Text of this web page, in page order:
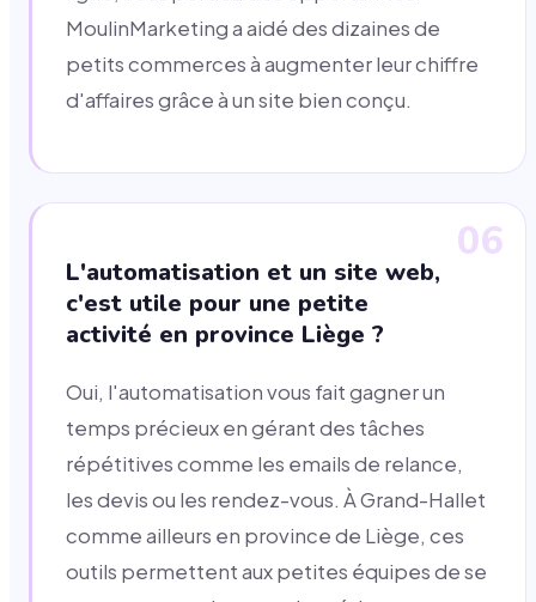
MoulinMarketing a aidé des dizaines de
petits commerces à augmenter leur chiffre
d'affaires grâce à un site bien conçu.
06
L'automatisation et un site web,
c'est utile pour une petite
activité en province Liège ?
Oui, l'automatisation vous fait gagner un
temps précieux en gérant des tâches
répétitives comme les emails de relance,
les devis ou les rendez-vous. À Grand-Hallet
comme ailleurs en province de Liège, ces
outils permettent aux petites équipes de se